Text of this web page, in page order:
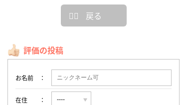
戻る
評価の投稿
お名前
在住